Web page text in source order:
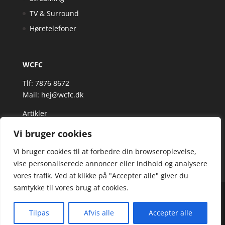
Vi bruger cookies
Vi bruger cookies til at forbedre din browseroplevelse,
vise personaliserede annoncer eller indhold og analysere
vores trafik. Ved at klikke på "Accepter alle" giver du
samtykke til vores brug af cookies.
Tilpas Afvis alle Accepter alle
TV & Surround
Høretelefoner
WCFC
Tlf: 7876 8672
Mail: hej@wcfc.dk
Artikler
spændende varer. Siden er et affiiliatesite, og nogle
links kan være affiliatelinks.